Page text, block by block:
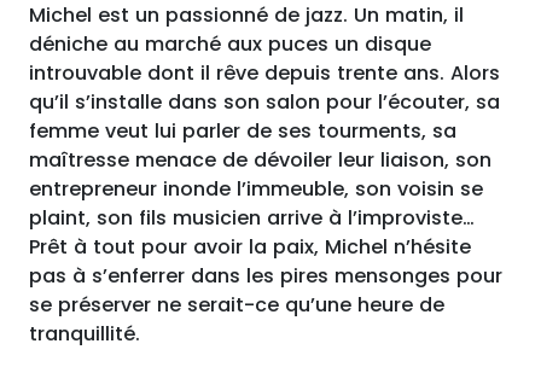
Michel est un passionné de jazz. Un matin, il
déniche au marché aux puces un disque
introuvable dont il rêve depuis trente ans. Alors
qu’il s’installe dans son salon pour l’écouter, sa
femme veut lui parler de ses tourments, sa
maîtresse menace de dévoiler leur liaison, son
entrepreneur inonde l’immeuble, son voisin se
plaint, son fils musicien arrive à l’improviste…
Prêt à tout pour avoir la paix, Michel n’hésite
pas à s’enferrer dans les pires mensonges pour
se préserver ne serait-ce qu’une heure de
tranquillité.